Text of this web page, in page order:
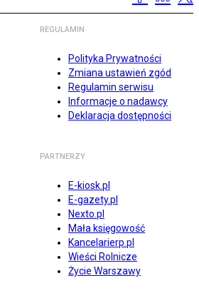
REGULAMIN
Polityka Prywatności
Zmiana ustawień zgód
Regulamin serwisu
Informacje o nadawcy
Deklaracja dostępności
PARTNERZY
E-kiosk.pl
E-gazety.pl
Nexto.pl
Mała księgowość
Kancelarierp.pl
Wieści Rolnicze
Życie Warszawy